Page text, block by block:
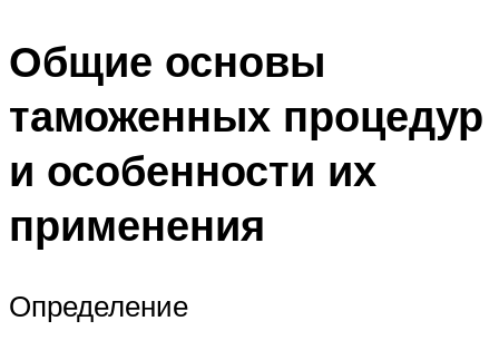
Общие основы
таможенных процедур
и особенности их
применения
Определение